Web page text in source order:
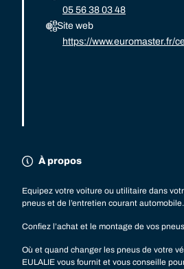
05 56 38 03 48
Site web
https://www.euromaster.fr/
À propos
Equipez votre voiture ou utilitaire dans
pneus et de l’entretien courant automobile.
Confiez l’achat et le montage de vos
Où et quand changer les pneus de votre
EULALIE vous fournit et vous conseille